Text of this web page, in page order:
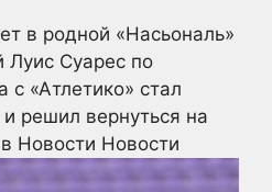
в родной «Насьональ»
Луис Суарес по
с «Атлетико» стал
решил вернуться на
Новости Новости